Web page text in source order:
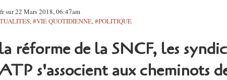
sur 22 Mars 2018, 06:47am
,#VIE QUOTIDIENNE,#POLITIQUE
réforme de la SNCF, les
s'associent aux cheminots